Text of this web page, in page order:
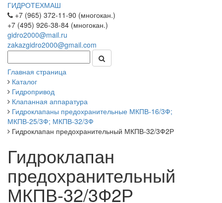
ГИДРОТЕХМАШ
+7 (965) 372-11-90 (многокан.)
+7 (495) 926-38-84 (многокан.)
gidro2000@mail.ru
zakazgidro2000@gmail.com
Главная страница
Каталог
Гидропривод
Клапанная аппаратура
Гидроклапаны предохранительные МКПВ-16/3Ф;
МКПВ-25/3Ф; МКПВ-32/3Ф
Гидроклапан предохранительный МКПВ-32/3Ф2Р
Гидроклапан
предохранительный
МКПВ-32/3Ф2Р